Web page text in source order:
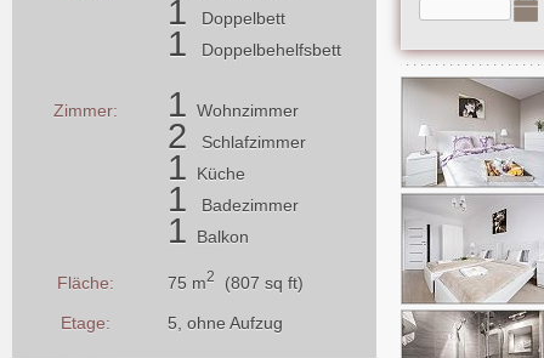
1 Doppelbett
1 Doppelbehelfsbett
Zimmer: 1 Wohnzimmer
2 Schlafzimmer
1 Küche
1 Badezimmer
1 Balkon
Fläche: 75 m2 (807 sq ft)
Etage: 5, ohne Aufzug